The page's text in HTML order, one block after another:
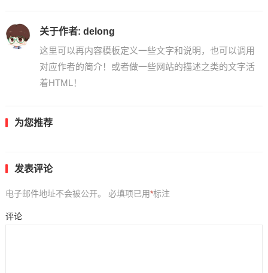
关于作者: delong
这里可以再内容模板定义一些文字和说明，也可以调用
对应作者的简介！或者做一些网站的描述之类的文字活
着HTML！
为您推荐
发表评论
电子邮件地址不会被公开。 必填项已用*标注
评论